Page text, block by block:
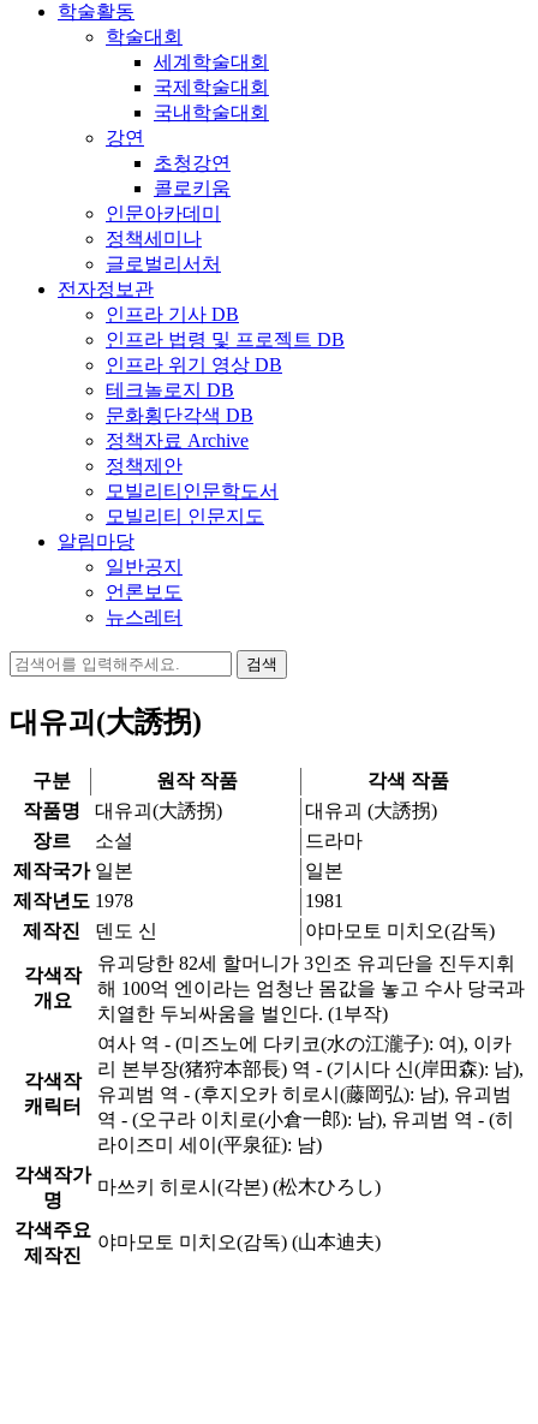
학술활동
학술대회
세계학술대회
국제학술대회
국내학술대회
강연
초청강연
콜로키움
인문아카데미
정책세미나
글로벌리서처
전자정보관
인프라 기사 DB
인프라 법령 및 프로젝트 DB
인프라 위기 영상 DB
테크놀로지 DB
문화횡단각색 DB
정책자료 Archive
정책제안
모빌리티인문학도서
모빌리티 인문지도
알림마당
일반공지
언론보도
뉴스레터
검
대유괴(大誘拐)
구분 원작 작품
각색 작품
작품명
대유괴(大誘拐)
대유괴 (大誘拐)
장르
소설
드라마
제작국가 일본
일본
제작년도 1978
1981
제작진
덴도 신 야마모토 미치오(감독)
각색작
개요
유괴당한 82세 할머니가 3인조 유괴단을 진두지휘
해 100억 엔이라는 엄청난 몸값을 놓고 수사 당국과
치열한 두뇌싸움을 벌인다. (1부작)
각색작
캐릭터
여사 역 - (미즈노에 다키코(水の江瀧子): 여), 이카
리 본부장(猪狩本部長) 역 - (기시다 신(岸田森): 남),
유괴범 역 - (후지오카 히로시(藤岡弘): 남), 유괴범
역 - (오구라 이치로(小倉一郎): 남), 유괴범 역 - (히
라이즈미 세이(平泉征): 남)
각색작가
명
마쓰키 히로시(각본) (松木ひろし)
각색주요
제작진
야마모토 미치오(감독) (山本迪夫)